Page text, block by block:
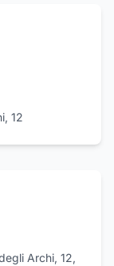
12
Archi, 12,